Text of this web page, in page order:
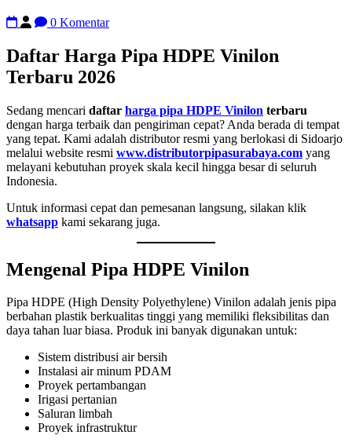
0 Komentar
Daftar Harga Pipa HDPE Vinilon
Terbaru 2026
Sedang mencari daftar harga pipa HDPE Vinilon terbaru
dengan harga terbaik dan pengiriman cepat? Anda berada di tempat
yang tepat. Kami adalah distributor resmi yang berlokasi di Sidoarjo
melalui website resmi www.distributorpipasurabaya.com yang
melayani kebutuhan proyek skala kecil hingga besar di seluruh
Indonesia.
Untuk informasi cepat dan pemesanan langsung, silakan klik
whatsapp kami sekarang juga.
Mengenal Pipa HDPE Vinilon
Pipa HDPE (High Density Polyethylene) Vinilon adalah jenis pipa
berbahan plastik berkualitas tinggi yang memiliki fleksibilitas dan
daya tahan luar biasa. Produk ini banyak digunakan untuk:
Sistem distribusi air bersih
Instalasi air minum PDAM
Proyek pertambangan
Irigasi pertanian
Saluran limbah
Proyek infrastruktur